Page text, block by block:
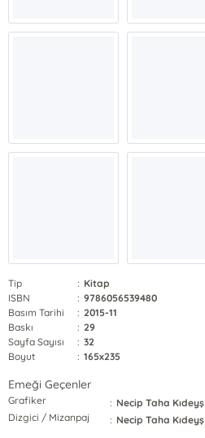
Tip : Kitap
ISBN
: 9786056539480
Basım Tarihi
: 2015-11
Baskı
: 29
Sayfa Sayısı
: 32
Boyut
: 165x235
Emeği Geçenler
Grafiker : Necip Taha Kıdeyş
Dizgici / Mizanpaj
: Necip Taha Kıdeyş